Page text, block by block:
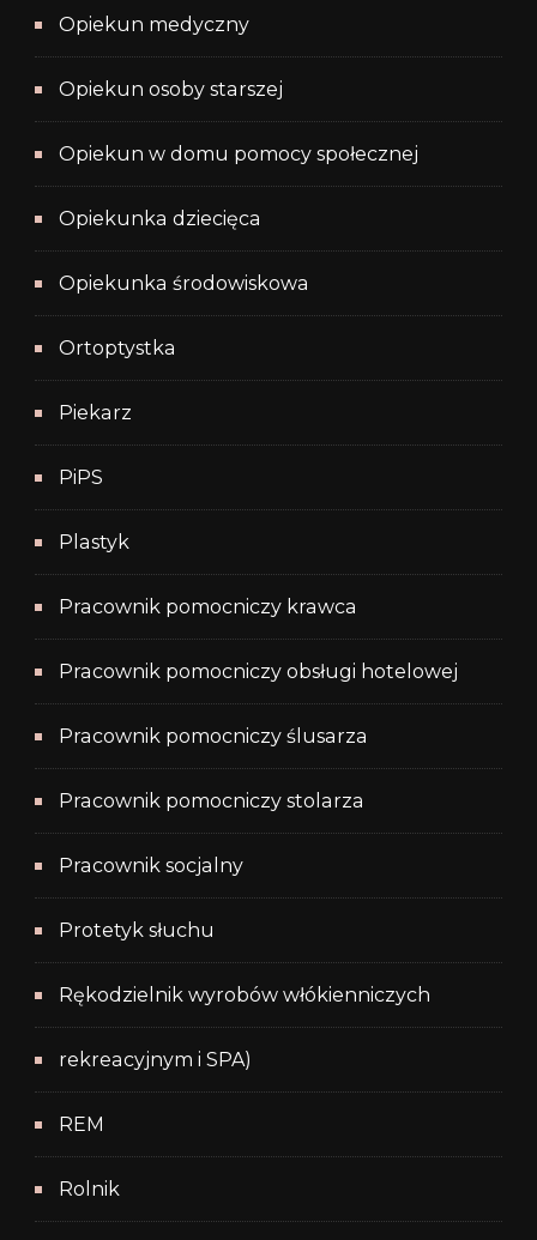
Opiekun medyczny
Opiekun osoby starszej
Opiekun w domu pomocy społecznej
Opiekunka dziecięca
Opiekunka środowiskowa
Ortoptystka
Piekarz
PiPS
Plastyk
Pracownik pomocniczy krawca
Pracownik pomocniczy obsługi hotelowej
Pracownik pomocniczy ślusarza
Pracownik pomocniczy stolarza
Pracownik socjalny
Protetyk słuchu
Rękodzielnik wyrobów włókienniczych
rekreacyjnym i SPA)
REM
Rolnik